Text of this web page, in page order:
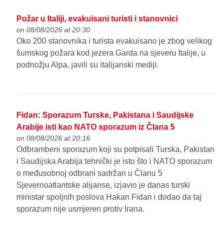
Požar u Italiji, evakuisani turisti i stanovnici
on 08/08/2026 at 20:30
Oko 200 stanovnika i turista evakuisano je zbog velikog
šumskog požara kod jezera Garda na sjeveru Italije, u
podnožju Alpa, javili su italijanski mediji.
Fidan: Sporazum Turske, Pakistana i Saudijske
Arabije isti kao NATO sporazum iz Člana 5
on 08/08/2026 at 20:16
Odbrambeni sporazum koji su potpisali Turska, Pakistan
i Saudijska Arabija tehnički je isto što i NATO sporazum
o međusobnoj odbrani sadržan u Članu 5
Sjevernoatlantske alijanse, izjavio je danas turski
ministar spoljnih poslova Hakan Fidan i dodao da taj
sporazum nije usmjeren protiv Irana.